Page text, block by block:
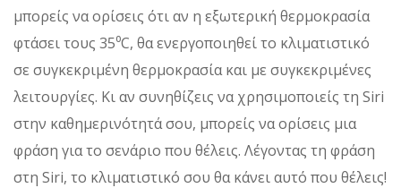
μπορείς να ορίσεις ότι αν η εξωτερική θερμοκρασία
φτάσει τους 35⁰C, θα ενεργοποιηθεί το κλιματιστικό
σε συγκεκριμένη θερμοκρασία και με συγκεκριμένες
λειτουργίες. Κι αν συνηθίζεις να χρησιμοποιείς τη Siri
στην καθημερινότητά σου, μπορείς να ορίσεις μια
φράση για το σενάριο που θέλεις. Λέγοντας τη φράση
στη Siri, το κλιματιστικό σου θα κάνει αυτό που θέλεις!